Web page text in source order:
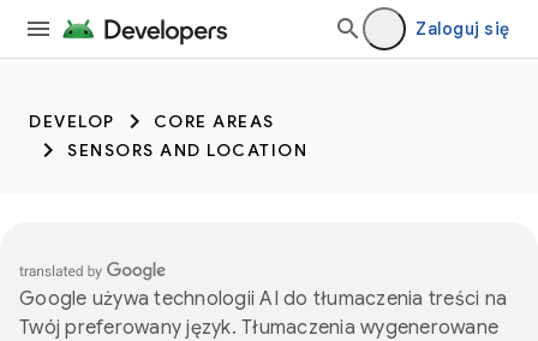
trait:citc trait:citc
Zaloguj się
DEVELOP
CORE AREAS
SENSORS AND LOCATION
Google używa technologii AI do tłumaczenia treści na
Twój preferowany język. Tłumaczenia wygenerowane